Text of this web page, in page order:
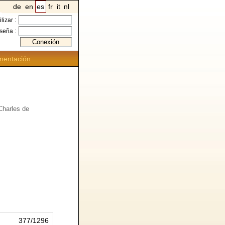
de en es fr it nl
:
:
de
377/1296